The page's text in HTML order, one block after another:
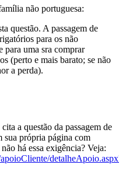
não portuguesa:
questão. A passagem de
para os não
para uma sra comprar
(perto e mais barato; se não
a perda).
a questão da passagem de
sua própria página com
há essa exigência? Veja: